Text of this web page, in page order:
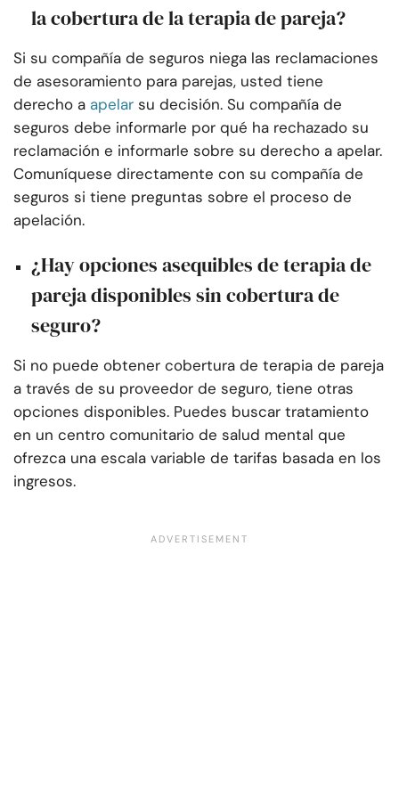
la cobertura de la terapia de pareja?
Si su compañía de seguros niega las reclamaciones
de asesoramiento para parejas, usted tiene
derecho a apelar su decisión. Su compañía de
seguros debe informarle por qué ha rechazado su
reclamación e informarle sobre su derecho a apelar.
Comuníquese directamente con su compañía de
seguros si tiene preguntas sobre el proceso de
apelación.
¿Hay opciones asequibles de terapia de
pareja disponibles sin cobertura de
seguro?
Si no puede obtener cobertura de terapia de pareja
a través de su proveedor de seguro, tiene otras
opciones disponibles. Puedes buscar tratamiento
en un centro comunitario de salud mental que
ofrezca una escala variable de tarifas basada en los
ingresos.